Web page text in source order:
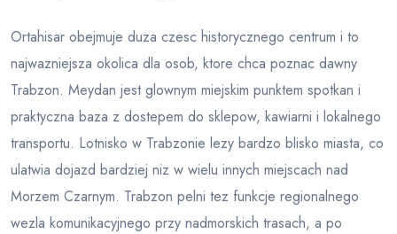
Ortahisar obejmuje duza czesc historycznego centrum i to
najwazniejsza okolica dla osob, ktore chca poznac dawny
Trabzon. Meydan jest glownym miejskim punktem spotkan i
praktyczna baza z dostepem do sklepow, kawiarni i lokalnego
transportu. Lotnisko w Trabzonie lezy bardzo blisko miasta, co
ulatwia dojazd bardziej niz w wielu innych miejscach nad
Morzem Czarnym. Trabzon pelni tez funkcje regionalnego
wezla komunikacyjnego przy nadmorskich trasach, a po